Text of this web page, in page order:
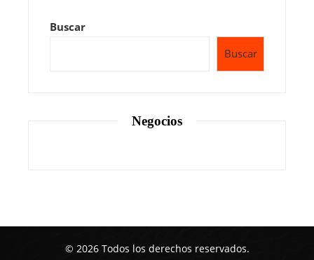
Buscar
Buscar
Negocios
© 2026 Todos los derechos reservados.